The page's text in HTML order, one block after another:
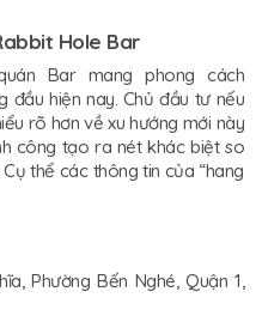
Hole Bar
Bar mang phong cách
đầu hiện nay. Chủ đầu tư nếu
rõ hơn về xu hướng mới này
công tạo ra nét khác biệt so
thể các thông tin của “hang
Phường Bến Nghé, Quận 1,